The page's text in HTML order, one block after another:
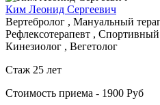
Ким Леонид Сергеевич
Вертебролог , Мануальный
Рефлексотерапевт ,
Кинезиолог , Вегетолог
Стаж 25 лет
Стоимость приема - 1900 Руб